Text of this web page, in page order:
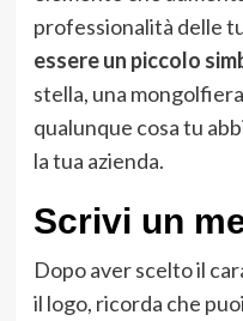
professionalità delle
essere un piccolo
stella, una
qualunque cosa tu
la tua azienda.
Scrivi un
Dopo aver scelto il
il logo, ricorda che